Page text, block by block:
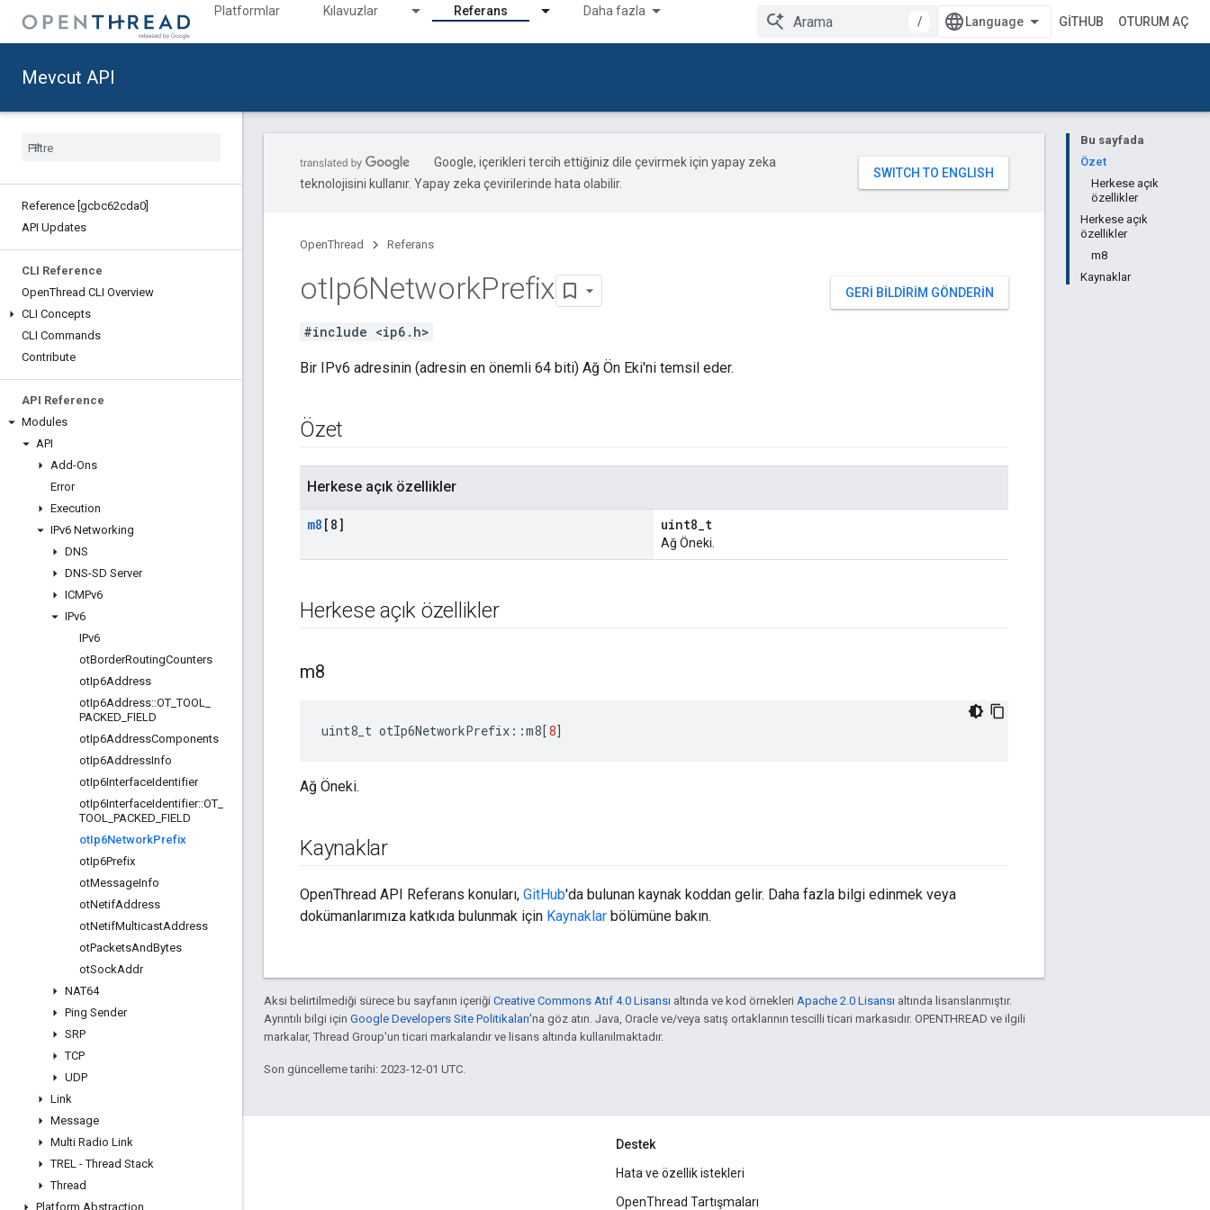
Platformlar Kılavuzlar Referans Daha fazla
/ GITHUB OTURUM AÇ
Mevcut API
Reference [gcbc62cda0]
API Updates
CLI Reference
OpenThread CLI Overview
CLI Concepts
CLI Commands
Contribute
API Reference
Modules
API
Add-Ons
Error
Execution
IPv6 Networking
DNS
DNS-SD Server
ICMPv6
IPv6
IPv6
otBorderRoutingCounters
otIp6Address
otIp6Address::OT _TOOL
PACKED FIELD
otIp6AddressComponents
otIp6AddressInfo
otIp6InterfaceIdentifier
otIp6InterfaceIdentifier::OT
TOOL PACKED FIELD
otIp6NetworkPrefix
otIp6Prefix
otMessageInfo
otNetifAddress
otNetifMulticastAddress
otPacketsAndBytes
otSockAddr
NAT64
Ping Sender
SRP
TCP
UDP
Link
Message
Multi Radio Link
TREL - Thread Stack
Thread
Platform Abstraction
Bu sayfada
Özet
Herkese açık
özellikler
Herkese açık
özellikler
m8
Kaynaklar
Google, içerikleri tercih ettiğiniz dile çevirmek için yapay zeka
teknolojisini kullanır. Yapay zeka çevirilerinde hata olabilir.
OpenThread Referans
GERI BILDIRIM GÖNDERIN
otIp6NetworkPrefix
#include <ip6.h>
Bir IPv6 adresinin (adresin en önemli 64 biti) Ağ Ön Eki'ni temsil eder.
Özet
Herkese açık özellikler
m8 [8] uint8_t
Ağ Öneki.
Herkese açık özellikler
m8
uint8_t otIp6NetworkPrefix ::m8[8]
Ağ Öneki.
Kaynaklar
OpenThread API Referans konuları, GitHub'da bulunan kaynak koddan gelir. Daha fazla bilgi edinmek veya
dokümanlarımıza katkıda bulunmak için Kaynaklar bölümüne bakın.
Aksi belirtilmediği sürece bu sayfanın içeriği Creative Commons Atıf 4.0 Lisansı altında ve kod örnekleri Apache 2.0 Lisansı altında lisanslanmıştır.
Ayrıntılı bilgi için Google Developers Site Politikaları'na göz atın. Java, Oracle ve/veya satış ortaklarının tescilli ticari markasıdır. OPENTHREAD ve ilgili
markalar, Thread Group'un ticari markalarıdır ve lisans altında kullanılmaktadır.
Son güncelleme tarihi: 2023-12-01 UTC.
GitHub
Border Router
Destek
Hata ve özellik istekleri
OpenThread Tartışmaları